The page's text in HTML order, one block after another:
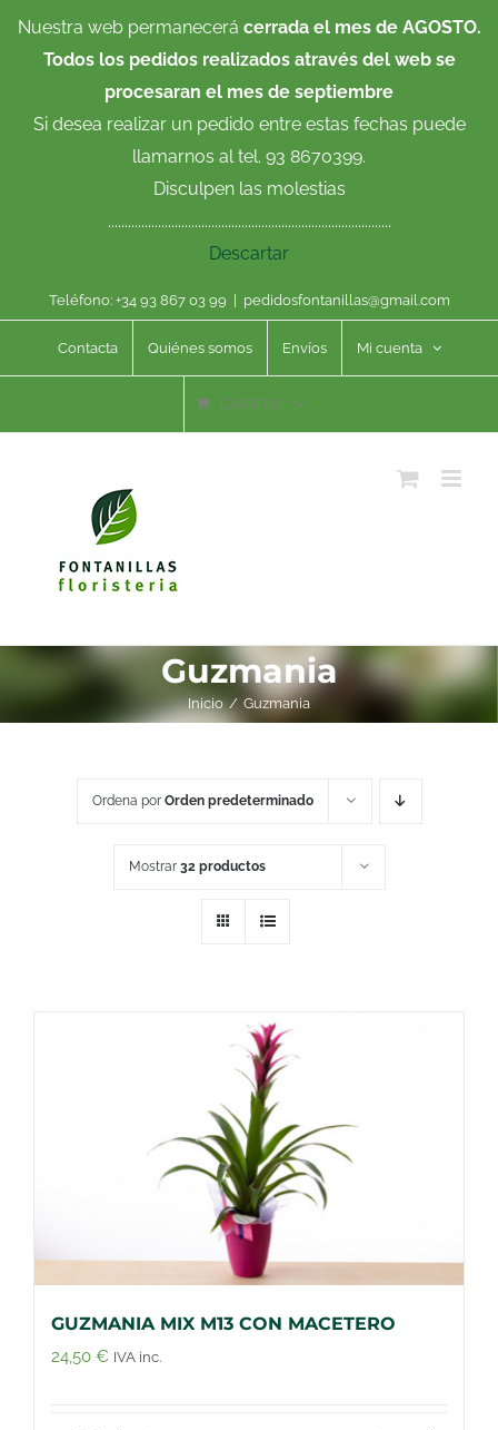
Nuestra web permanecerá cerrada el mes de AGOSTO.
Todos los pedidos realizados através del web se
procesaran el mes de septiembre
Si desea realizar un pedido entre estas fechas puede
llamarnos al tel. 93 8670399.
Disculpen las molestias
.....................................................................................
Descartar
Teléfono: +34 93 867 03 99 pedidosfontanillas@gmail.com
Contacta Quiénes somos Envíos Mi cuenta
CARRITO
Guzmania
Inicio Guzmania
Ordena por Orden predeterminado
Mostrar 32 productos
GUZMANIA MIX M13 CON MACETERO
24,50 € IVA inc.